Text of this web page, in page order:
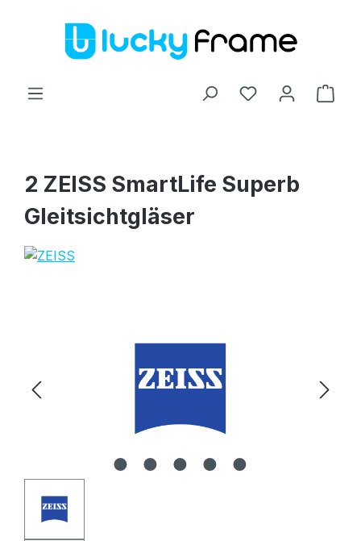
Zum Hauptinhalt springen
2 ZEISS SmartLife Superb
Gleitsichtgläser